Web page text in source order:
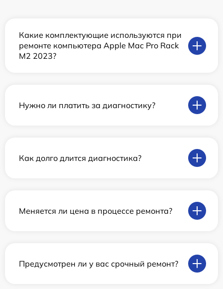
Какие комплектующие используются при
ремонте компьютера Apple Mac Pro Rack
M2 2023?
Нужно ли платить за диагностику?
Как долго длится диагностика?
Меняется ли цена в процессе ремонта?
Предусмотрен ли у вас срочный ремонт?